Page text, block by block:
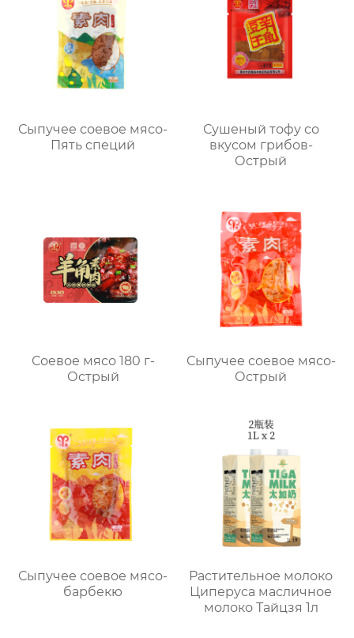
Сыпучее соевое мясо-
Пять специй
Сушеный тофу со
вкусом грибов-
Острый
Соевое мясо 180 г-
Острый
Сыпучее соевое мясо-
Острый
Сыпучее соевое мясо-
барбекю
Растительное молоко
Циперуса масличное
молоко Тайцзя 1л